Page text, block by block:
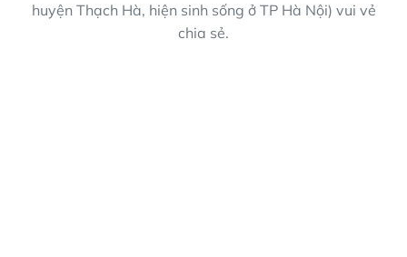
huyện Thạch Hà, hiện sinh sống ở TP Hà Nội) vui vẻ
chia sẻ.